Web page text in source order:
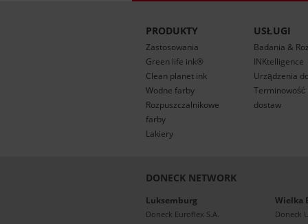
PRODUKTY
Zastosowania
Green life ink®
Clean planet ink
Wodne farby
Rozpuszczalnikowe
farby
Lakiery
USŁUGI
Badania &
INKtelligence
Urządzenia
Terminowość
dostaw
DONECK NETWORK
Luksemburg
Doneck Euroflex S.A.
Wielka
Doneck